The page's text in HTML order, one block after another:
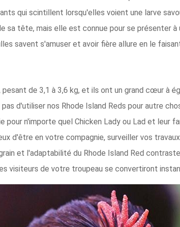
qui scintillent lorsqu'elles voient une larve
sa tête, mais elle est connue pour se présenter
savent s'amuser et avoir fière allure en le
pesant de 3,1 à 3,6 kg, et ils ont un grand cœur à
d'utiliser nos Rhode Island Reds pour autre
n'importe quel Chicken Lady ou Lad et leur
d'être en votre compagnie, surveiller vos
et l'adaptabilité du Rhode Island Red
visiteurs de votre troupeau se convertiront